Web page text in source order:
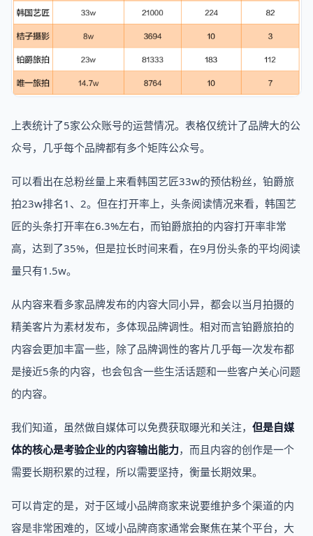
上表统计了5家公众账号的运营情况。表格仅统计了品牌大的公
众号，几乎每个品牌都有多个矩阵公众号。
可以看出在总粉丝量上来看韩国艺匠33w的预估粉丝，铂爵旅
拍23w排名1、2。但在打开率上，头条阅读情况来看，韩国艺
匠的头条打开率在6.3%左右，而铂爵旅拍的内容打开率非常
高，达到了35%，但是拉长时间来看，在9月份头条的平均阅读
量只有1.5w。
从内容来看多家品牌发布的内容大同小异，都会以当月拍摄的
精美客片为素材发布，多体现品牌调性。相对而言铂爵旅拍的
内容会更加丰富一些，除了品牌调性的客片几乎每一次发布都
是接近5条的内容，也会包含一些生活话题和一些客户关心问题
的内容。
我们知道，虽然做自媒体可以免费获取曝光和关注， 但是自媒
体的核心是考验企业的内容输出能力，而且内容的创作是一个
需要长期积累的过程，所以需要坚持，衡量长期效果。
可以肯定的是，对于区域小品牌商家来说要维护多个渠道的内
容是非常困难的，区域小品牌商家通常会聚焦在某个平台，大